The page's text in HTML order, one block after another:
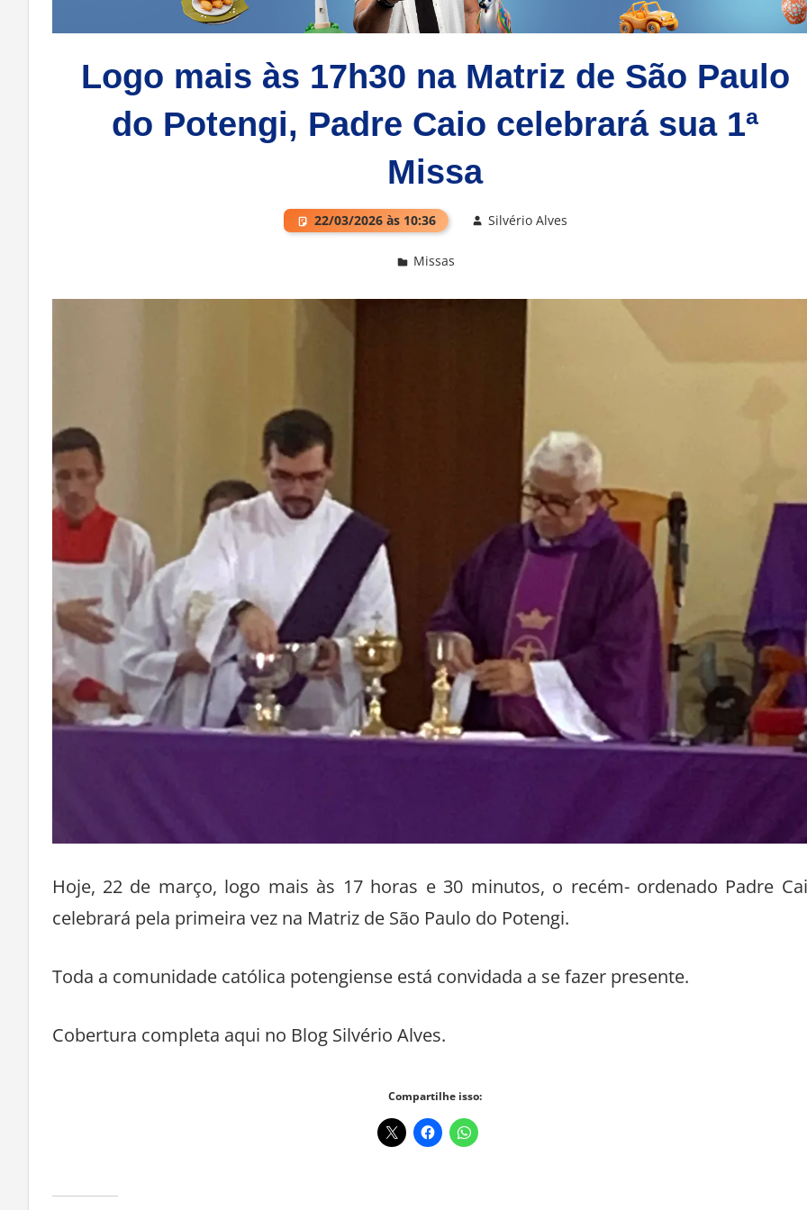
Logo mais às 17h30 na Matriz de São Paulo
do Potengi, Padre Caio celebrará sua 1ª
Missa
22/03/2026 às 10:36 Silvério Alves
Missas
Hoje, 22 de março, logo mais às 17 horas e 30 minutos, o recém- ordenado Padre
celebrará pela primeira vez na Matriz de São Paulo do Potengi.
Toda a comunidade católica potengiense está convidada a se fazer presente.
Cobertura completa aqui no Blog Silvério Alves.
Compartilhe isso: